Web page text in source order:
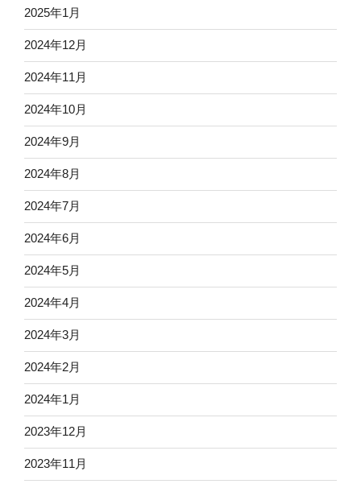
2025年1月
2024年12月
2024年11月
2024年10月
2024年9月
2024年8月
2024年7月
2024年6月
2024年5月
2024年4月
2024年3月
2024年2月
2024年1月
2023年12月
2023年11月